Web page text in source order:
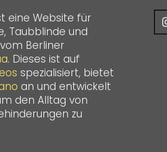
eine Website für
Taubblinde und
Berliner
. Dieses ist auf
spezialisiert, bietet
an und entwickelt
den Alltag von
zu